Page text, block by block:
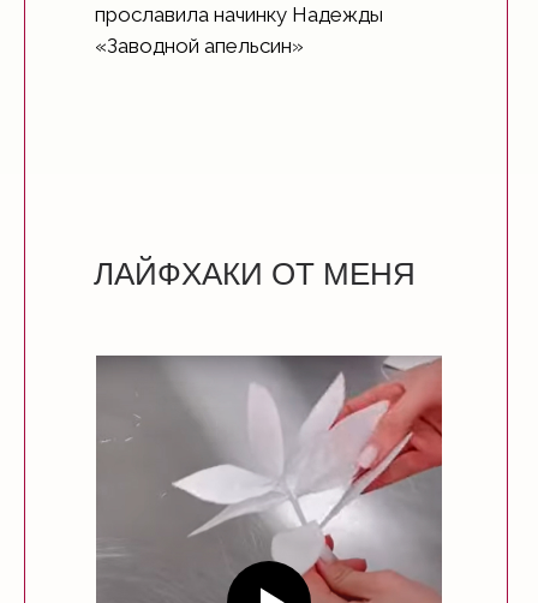
прославила начинку Надежды
«Заводной апельсин»
ЛАЙФХАКИ ОТ МЕНЯ